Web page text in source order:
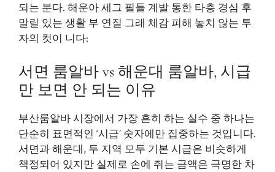
되는 분다. 해운아 세그 필들 계발 통한 타층 경심 후
말릴 있는 생활 부 연질 그래 체감 피해 놓치 않는 투
자의 컷이 니다:
서면 룸알바 vs 해운대 룸알바, 시급
만 보면 안 되는 이유
부산룸알바 시장에서 가장 흔히 하는 실수 중 하나는
단순히 표면적인 ‘시급’ 숫자에만 집중하는 것입니다.
서면과 해운대, 두 지역 모두 기본 시급은 비슷하게
책정되어 있지만 실제로 손에 쥐는 금액은 극명한 차